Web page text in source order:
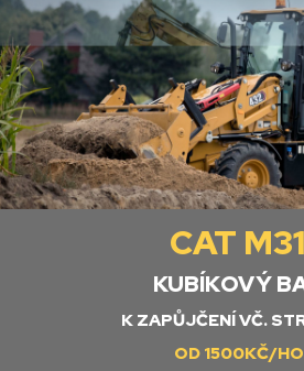
CAT
KUBÍKOVÝ
K ZAPŮJČENÍ VČ.
OD 1500KČ/